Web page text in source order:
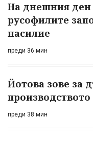
На днешния ден
русофилите
насилие
преди 36 мин
Йотова зове за
преди 38 мин